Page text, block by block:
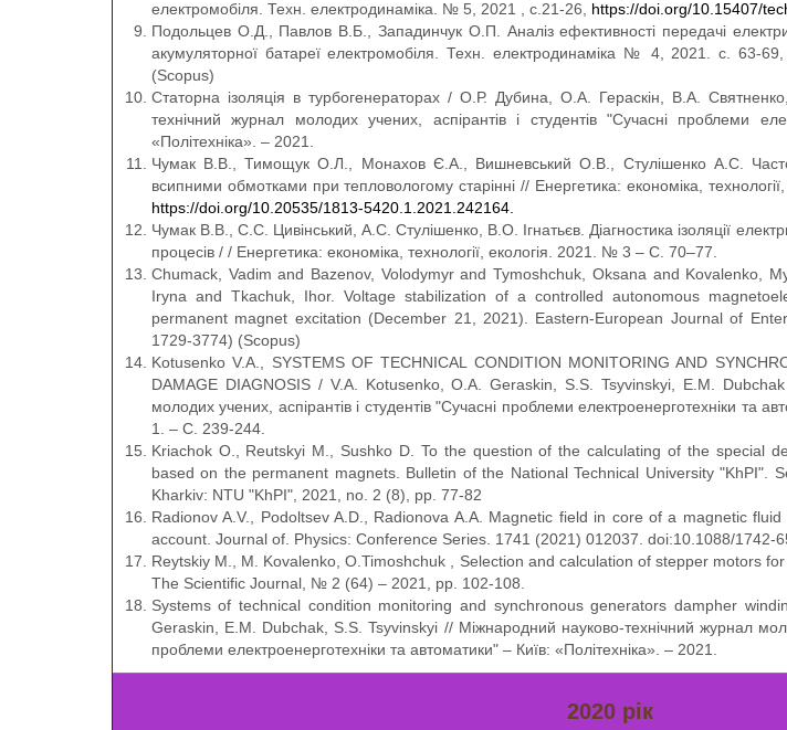
електромобіля. Техн. електродинаміка. № 5, 2021 , с.21-26, https://doi.org/10.15407/
Подольцев О.Д., Павлов В.Б., Западинчук О.П. Аналіз ефективності передачі
акумуляторної батареї електромобіля. Техн. електродинаміка № 4, 2021. с. 63-69,
(Scopus)
Статорна ізоляція в турбогенераторах / О.Р. Дубина, О.А. Гераскін, В.А.
технічний журнал молодих учених, аспірантів і студентів "Сучасні проблеми
«Політехніка». – 2021.
Чумак В.В., Тимощук О.Л., Монахов Є.А., Вишневський О.В., Стулішенко А.С.
всипними обмотками при тепловологому старінні // Енергетика: економіка,
https://doi.org/10.20535/1813-5420.1.2021.242164.
Чумак В.В., С.С. Цивінський, А.С. Стулішенко, В.О. Ігнатьєв. Діагностика ізоляції
процесів / / Енергетика: економіка, технології, екологія. 2021. № 3 – С. 70–77.
Chumack, Vadim and Bazenov, Volodymyr and Tymoshchuk, Oksana and Kovalenko,
Iryna and Tkachuk, Ihor. Voltage stabilization of a controlled autonomous
permanent magnet excitation (December 21, 2021). Eastern-European Journal of
1729-3774) (Scopus)
Kotusenko V.A., SYSTEMS OF TECHNICAL CONDITION MONITORING AND
DAMAGE DIAGNOSIS / V.A. Kotusenko, O.А. Geraskin, S.S. Tsyvinskyi, E.M.
молодих учених, аспірантів і студентів "Сучасні проблеми електроенерготехніки та
1. – С. 239-244.
Kriachok O., Reutskyi M., Sushko D. To the question of the calculating of the special
based on the permanent magnets. Bulletin of the National Technical University "KhPI".
Kharkiv: NTU "KhPI", 2021, no. 2 (8), pp. 77-82
Radionov A.V., Podoltsev A.D., Radionova A.A. Magnetic field in core of a magnetic
account. Journal of. Physics: Conference Series. 1741 (2021) 012037. doi:10.1088/1742-
Reytskiy M., M. Kovalenko, O.Timoshchuk , Selection and calculation of stepper motors
The Scientific Journal, № 2 (64) – 2021, pp. 102-108.
Systems of technical condition monitoring and synchronous generators dampher
Geraskin, E.M. Dubchak, S.S. Tsyvinskyi // Міжнародний науково-технічний журнал
проблеми електроенерготехніки та автоматики" – Київ: «Політехніка». – 2021.
2020 рік